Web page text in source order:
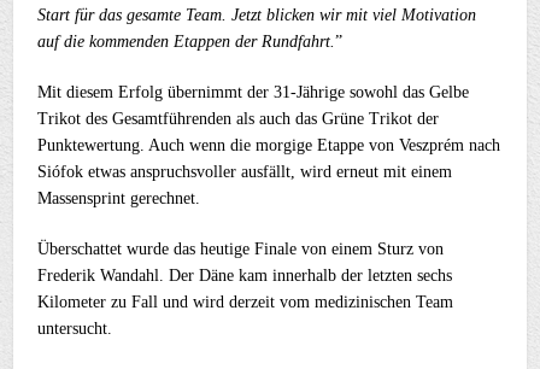
Start für das gesamte Team. Jetzt blicken wir mit viel Motivation
auf die kommenden Etappen der Rundfahrt.”
Mit diesem Erfolg übernimmt der 31-Jährige sowohl das Gelbe
Trikot des Gesamtführenden als auch das Grüne Trikot der
Punktewertung. Auch wenn die morgige Etappe von Veszprém nach
Siófok etwas anspruchsvoller ausfällt, wird erneut mit einem
Massensprint gerechnet.
Überschattet wurde das heutige Finale von einem Sturz von
Frederik Wandahl. Der Däne kam innerhalb der letzten sechs
Kilometer zu Fall und wird derzeit vom medizinischen Team
untersucht.